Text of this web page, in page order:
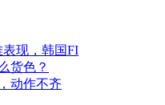
现，韩国FI
货色？
动作不齐